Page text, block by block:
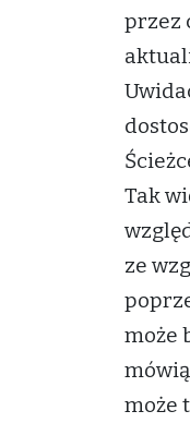
przez
Tak
ze
może
może